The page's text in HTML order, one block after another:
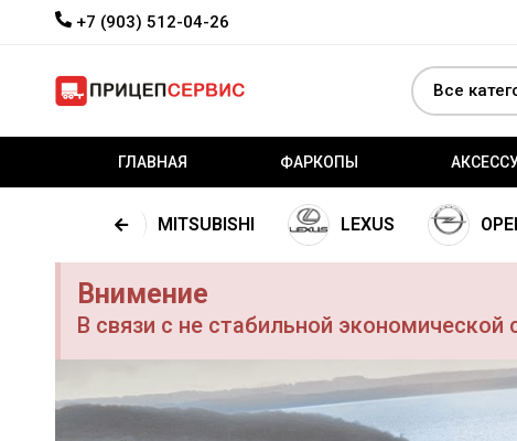
+7 (903) 512-04-26
ГЛАВНАЯ ФАРКОПЫ
MITSUBISHI LEXUS
Внимение
В связи с не стабильной